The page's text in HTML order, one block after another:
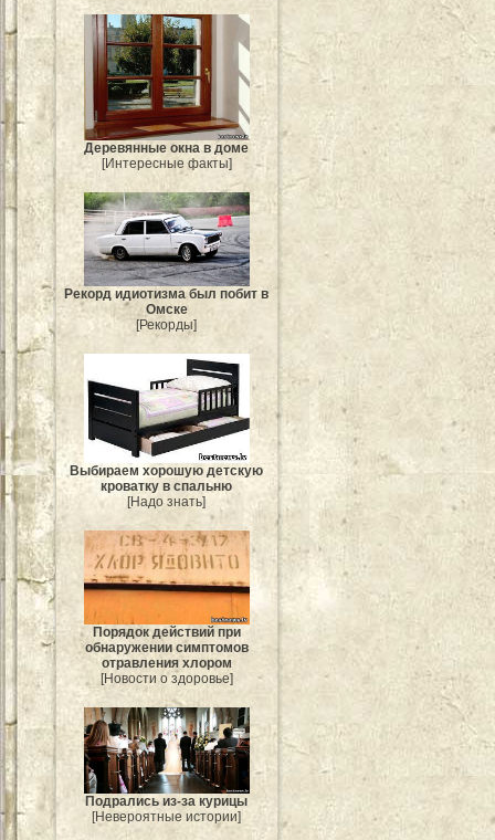
Деревянные окна в доме
[Интересные факты]
Рекорд идиотизма был побит в
Омске
[Рекорды]
Выбираем хорошую детскую
кроватку в спальню
[Надо знать]
Порядок действий при
обнаружении симптомов
отравления хлором
[Новости о здоровье]
Подрались из-за курицы
[Невероятные истории]